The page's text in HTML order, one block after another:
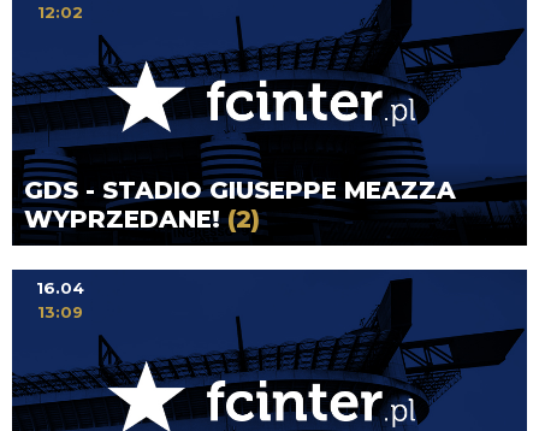
GDS - STADIO GIUSEPPE MEAZZA
WYPRZEDANE!(2)
12:02
16.04
13:09